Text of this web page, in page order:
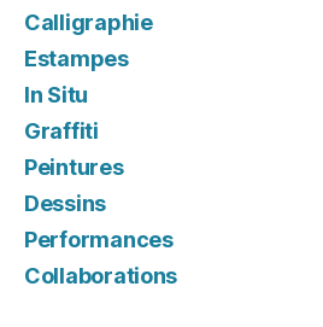
Calligraphie
Estampes
In Situ
Graffiti
Peintures
Dessins
Performances
Collaborations